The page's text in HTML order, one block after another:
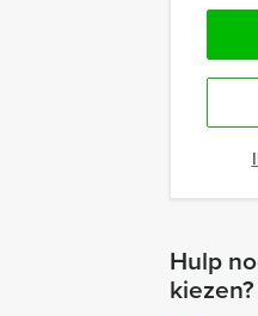
Hulp
kiezen?